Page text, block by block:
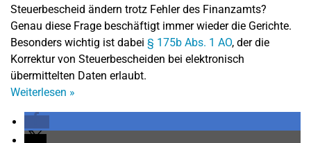
Steuerbescheid ändern trotz Fehler des Finanzamts?
Genau diese Frage beschäftigt immer wieder die Gerichte.
Besonders wichtig ist dabei § 175b Abs. 1 AO, der die
Korrektur von Steuerbescheiden bei elektronisch
übermittelten Daten erlaubt.
Weiterlesen »